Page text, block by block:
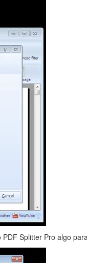
Splitter Pro algo